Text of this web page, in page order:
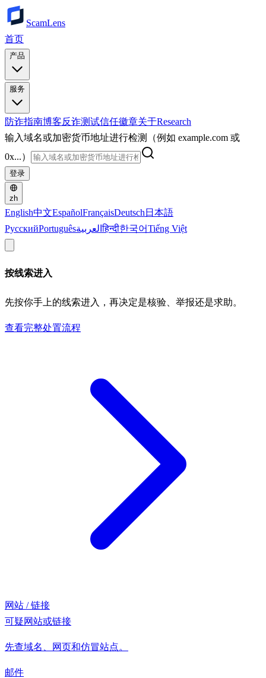
ScamLens
首页
产品
服务
防诈指南博客反诈测试信任徽章关于Research
输入域名或加密货币地址进行检测（例如 example.com 或
0x...）
登录
zh
English中文EspañolFrançaisDeutsch 日本語
РусскийPortuguêsالعربيةहिन्दी한국어Tiếng Việt
按线索进入
先按你手上的线索进入，再决定是核验、举报还是求助。
查看完整处置流程
网站 / 链接
可疑网站或链接
先查域名、网页和仿冒站点。
邮件